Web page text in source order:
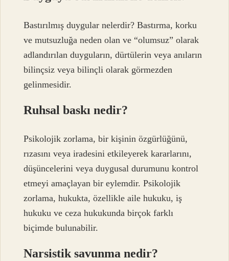
Bastırılmış duygular nelerdir? Bastırma, korku
ve mutsuzluğa neden olan ve “olumsuz” olarak
adlandırılan duyguların, dürtülerin veya anıların
bilinçsiz veya bilinçli olarak görmezden
gelinmesidir.
Ruhsal baskı nedir?
Psikolojik zorlama, bir kişinin özgürlüğünü,
rızasını veya iradesini etkileyerek kararlarını,
düşüncelerini veya duygusal durumunu kontrol
etmeyi amaçlayan bir eylemdir. Psikolojik
zorlama, hukukta, özellikle aile hukuku, iş
hukuku ve ceza hukukunda birçok farklı
biçimde bulunabilir.
Narsistik savunma nedir?